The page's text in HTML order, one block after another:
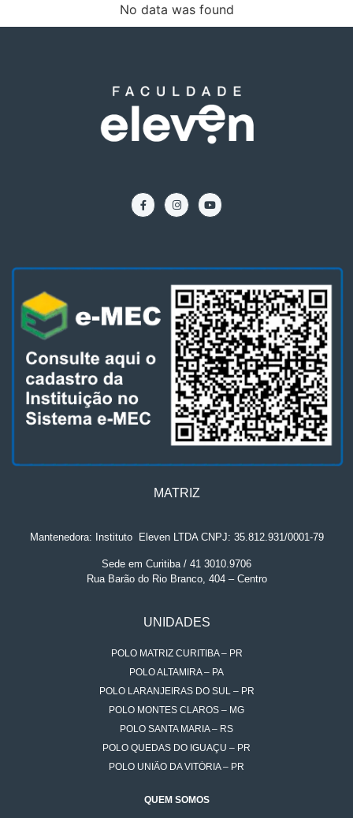
No data was found
MATRIZ
Mantenedora: Instituto. Eleven LTDA CNPJ: 35.812.931/0001-79
Sede em Curitiba / 41 3010.9706
Rua Barão do Rio Branco, 404 – Centro
UNIDADES
POLO MATRIZ CURITIBA – PR
POLO ALTAMIRA – PA
POLO LARANJEIRAS DO SUL – PR
POLO MONTES CLAROS – MG
POLO SANTA MARIA – RS
POLO QUEDAS DO IGUAÇU – PR
POLO UNIÃO DA VITÓRIA – PR
QUEM SOMOS